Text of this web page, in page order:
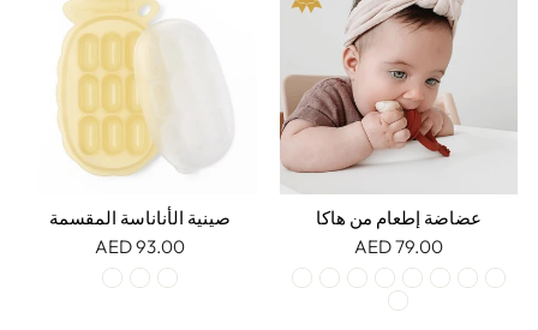
عضاضة إطعام من هاكا
79.00 AED
صينية الأناناسة المقسمة
93.00 AED